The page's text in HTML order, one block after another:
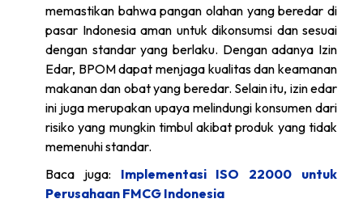
memastikan bahwa pangan olahan yang beredar di
pasar Indonesia aman untuk dikonsumsi dan sesuai
dengan standar yang berlaku. Dengan adanya Izin
Edar, BPOM dapat menjaga kualitas dan keamanan
makanan dan obat yang beredar. Selain itu, izin edar
ini juga merupakan upaya melindungi konsumen dari
risiko yang mungkin timbul akibat produk yang tidak
memenuhi standar.
Baca juga: Implementasi ISO 22000 untuk
Perusahaan FMCG Indonesia